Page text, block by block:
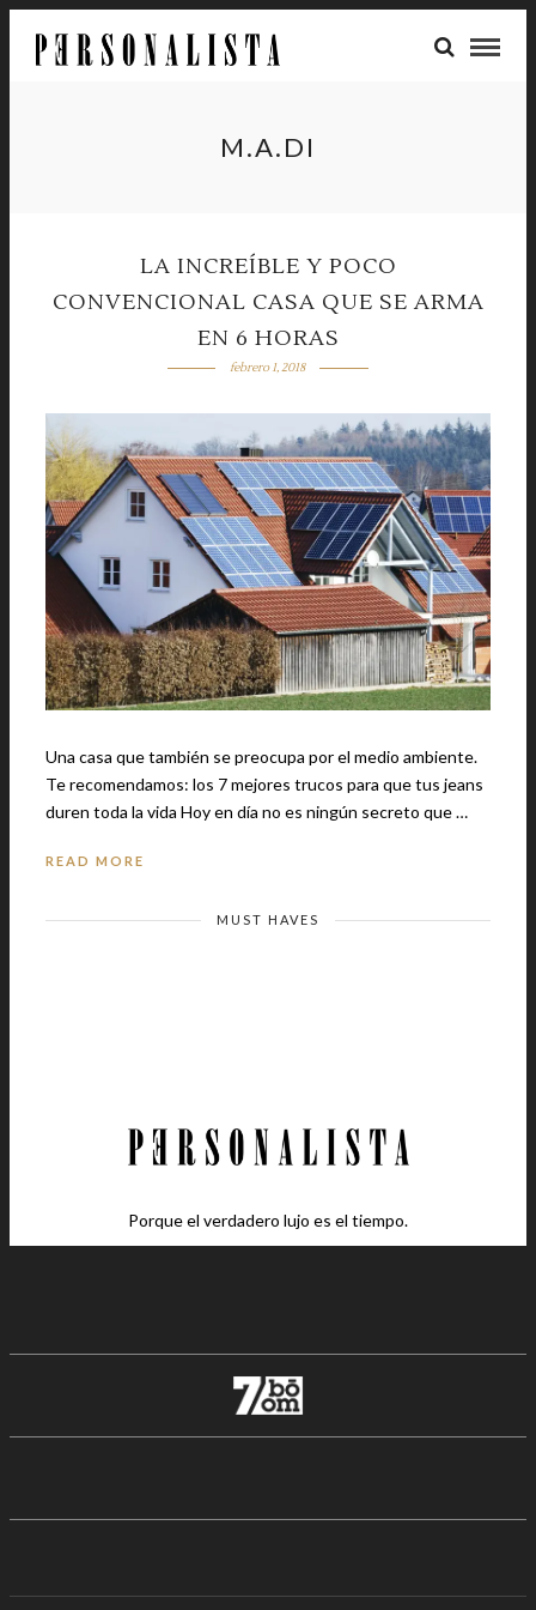
M.A.DI
LA INCREÍBLE Y POCO
CONVENCIONAL CASA QUE SE ARMA
EN 6 HORAS
febrero 1, 2018
Una casa que también se preocupa por el medio ambiente.
Te recomendamos: los 7 mejores trucos para que tus jeans
duren toda la vida Hoy en día no es ningún secreto que …
READ MORE
MUST HAVES
Porque el verdadero lujo es el tiempo.